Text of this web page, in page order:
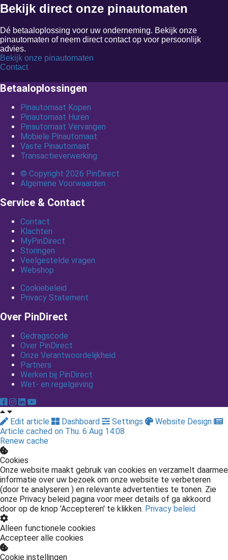
Bekijk direct onze pinautomaten
Dé betaaloplossing voor uw onderneming. Bekijk onze
pinautomaten of neem direct contact op voor persoonlijk
advies.
Bekijk onze pinautomaten
Contact
Betaaloplossingen
Pinautomaat Kopen
Pinautomaat Huren
Pinautomaat Vervangen
Mobiele Pinautomaat
Vaste Pinautomaat
Transactieverwerking
© Copyright 2026 PinDirect
Algemene Voorwaarden
Service & Contact
Contact
Klachten
MyPinDirect
Storingen
Veelgestelde vragen
Webshop
Cookiebeleid
Privacy Statement
Over PinDirect
Gedragscode
Over PinDirect
Onze Verantwoordelijkheid
Partners
Werken bij PinDirect
Wet- en regelgeving
Edit article Dashboard Settings
Website Design
Article cached on Thu. 6 Aug 14:08
Renew cache
Cookies
Onze website maakt gebruik van cookies en verzamelt daarmee
informatie over uw bezoek om onze website te verbeteren
(door te analyseren ) en relevante advertenties te tonen. Zie
onze Privacy beleid pagina voor meer details of ga akkoord
door op de knop 'Accepteren' te klikken. Privacy beleid
Alleen functionele cookies
Accepteer alle cookies
Cookie instellingen